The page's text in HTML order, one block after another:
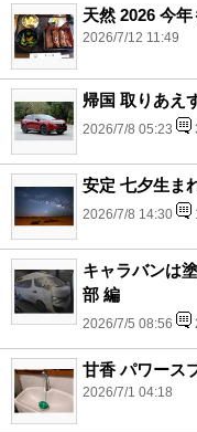
天然 2026 今
2026/7/12 11:49
帰国 取りあえ
2026/7/8 05:23
安定 七夕生ま
2026/7/8 14:30
キャラバンは
部 編
2026/7/5 08:56
甘香 パワース
2026/7/1 04:18